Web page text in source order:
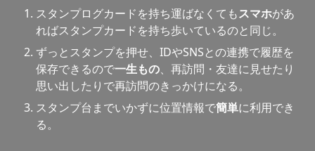
スタンプログカードを持ち運ばなくてもスマホがあ
ればスタンプカードを持ち歩いているのと同じ。
ずっとスタンプを押せ、IDやSNSとの連携で履歴を
保存できるので一生もの、再訪問・友達に見せたり
思い出したりで再訪問のきっかけになる。
スタンプ台までいかずに位置情報で簡単に利用でき
る。